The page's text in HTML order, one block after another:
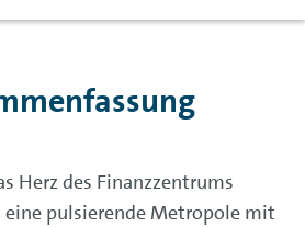
Herz des Finanzzentrums
eine pulsierende Metropole mit